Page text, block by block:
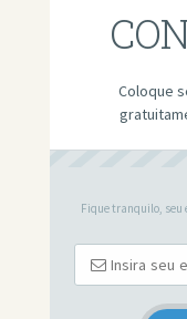
Coloque
Fique tranquilo,